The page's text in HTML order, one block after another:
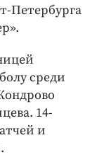
Петербурга
среди
14-
и